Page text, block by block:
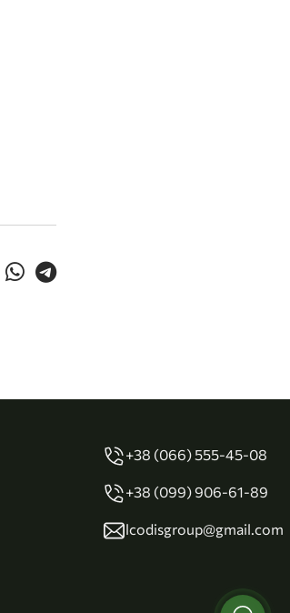
+38 (066) 555-45-08
+38 (099) 906-61-89
lcodisgroup@gmail.com